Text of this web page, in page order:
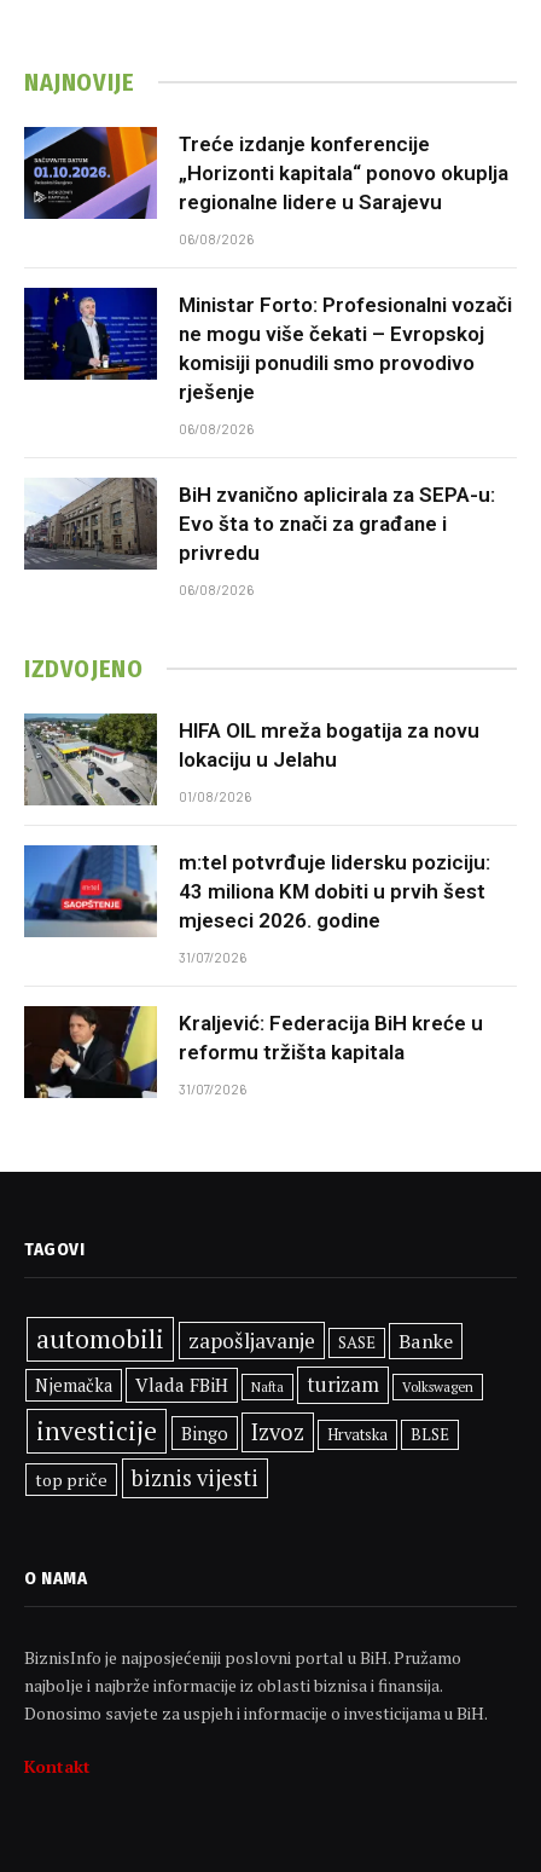
NAJNOVIJE
Treće izdanje konferencije
„Horizonti kapitala“ ponovo okuplja
regionalne lidere u Sarajevu
06/08/2026
Ministar Forto: Profesionalni vozači
ne mogu više čekati – Evropskoj
komisiji ponudili smo provodivo
rješenje
06/08/2026
BiH zvanično aplicirala za SEPA-u:
Evo šta to znači za građane i
privredu
06/08/2026
IZDVOJENO
HIFA OIL mreža bogatija za novu
lokaciju u Jelahu
01/08/2026
m:tel potvrđuje lidersku poziciju:
43 miliona KM dobiti u prvih šest
mjeseci 2026. godine
31/07/2026
Kraljević: Federacija BiH kreće u
reformu tržišta kapitala
31/07/2026
TAGOVI
automobili zapošljavanje SASE Banke
Njemačka Vlada FBiH Nafta turizam Volkswagen
investicije Bingo Izvoz Hrvatska BLSE
top priče biznis vijesti
O NAMA
BiznisInfo je najposjećeniji poslovni portal u BiH. Pružamo
najbolje i najbrže informacije iz oblasti biznisa i finansija.
Donosimo savjete za uspjeh i informacije o investicijama u BiH.
Kontakt